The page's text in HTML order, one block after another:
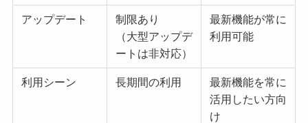
アップデート
制限あり
（大型アップデ
ートは非対応）
最新機能が常に
利用可能
利用シーン 長期間の利用
最新機能を常に
活用したい方向
け